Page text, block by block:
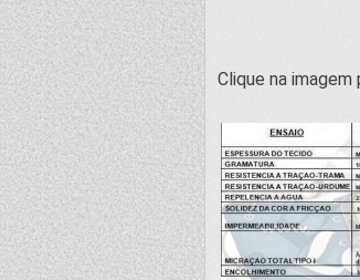
Clique na